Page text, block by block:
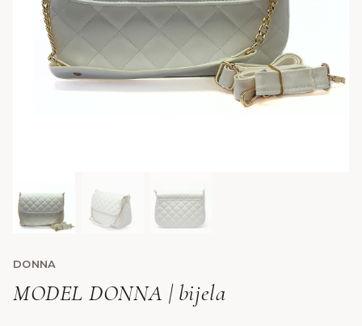
DONNA
MODEL DONNA | bijela